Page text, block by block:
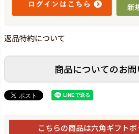
返品特約について
商品についてのお
こちらの商品は六角ギフト